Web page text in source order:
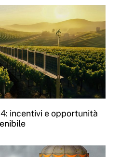
incentivi e opportunità